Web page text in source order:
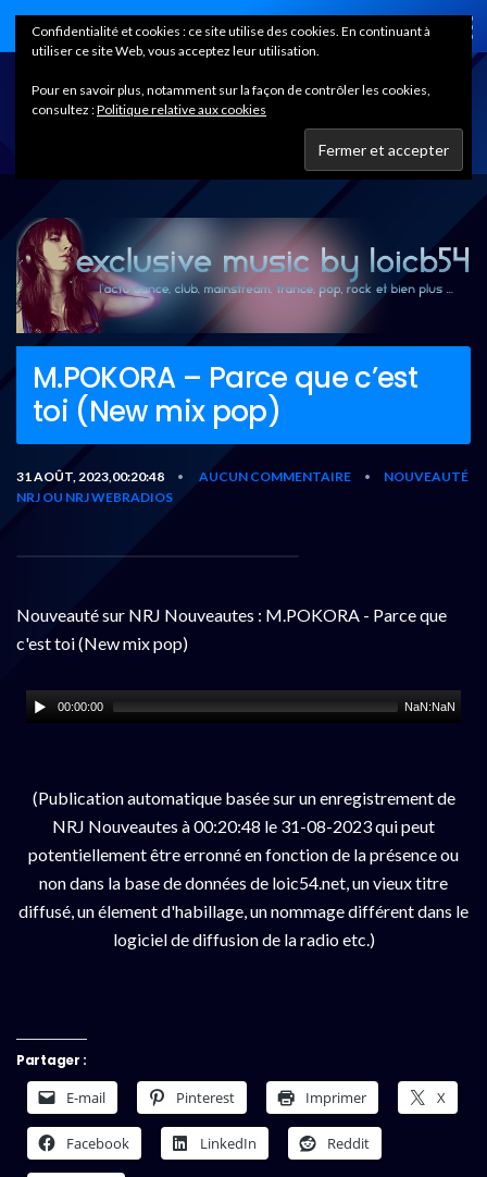
Home
M.POKORA – Parce que c’est
toi (New mix pop)
31 AOÛT, 2023,00:20:48 • AUCUN COMMENTAIRE •
NOUVEAUTÉ
NRJ OU NRJ WEBRADIOS
Nouveauté sur NRJ Nouveautes : M.POKORA - Parce que
c'est toi (New mix pop)
00:00:00 NaN:NaN
(Publication automatique basée sur un enregistrement de
NRJ Nouveautes à 00:20:48 le 31-08-2023 qui peut
potentiellement être erronné en fonction de la présence ou
non dans la base de données de loic54.net, un vieux titre
diffusé, un élement d'habillage, un nommage différent dans le
logiciel de diffusion de la radio etc.)
Partager :
E-mail Pinterest Imprimer X
Facebook LinkedIn Reddit
Confidentialité et cookies : ce site utilise des cookies. En continuant à
utiliser ce site Web, vous acceptez leur utilisation.
Pour en savoir plus, notamment sur la façon de contrôler les cookies,
consultez :Politique relative aux cookies